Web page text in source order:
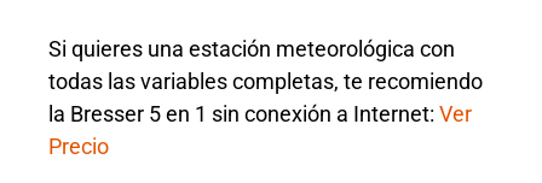
Si quieres una estación meteorológica con
todas las variables completas, te recomiendo
la Bresser 5 en 1 sin conexión a Internet: Ver
Precio